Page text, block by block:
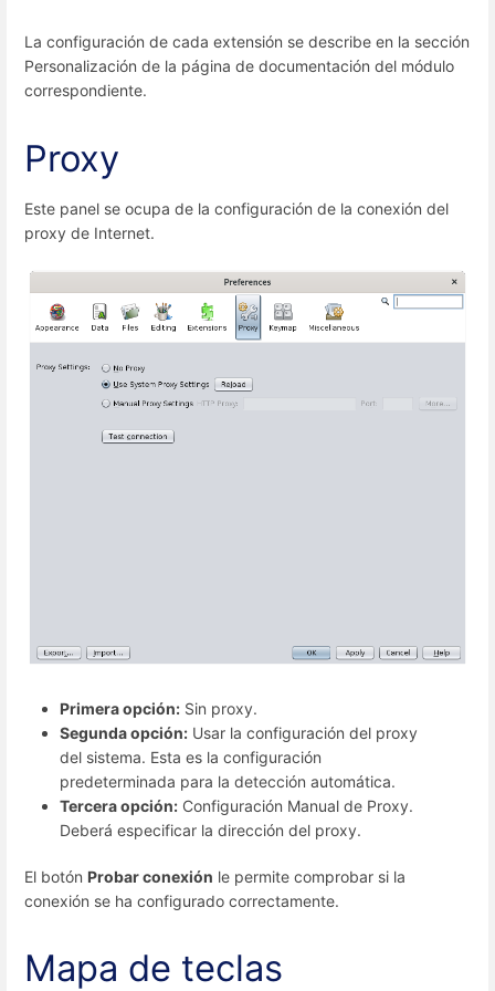
La configuración de cada extensión se describe en la sección
Personalización de la página de documentación del módulo
correspondiente.
Proxy
Este panel se ocupa de la configuración de la conexión del
proxy de Internet.
Primera opción: Sin proxy.
Segunda opción: Usar la configuración del proxy
del sistema. Esta es la configuración
predeterminada para la detección automática.
Tercera opción: Configuración Manual de Proxy.
Deberá especificar la dirección del proxy.
El botón Probar conexión le permite comprobar si la
conexión se ha configurado correctamente.
Mapa de teclas